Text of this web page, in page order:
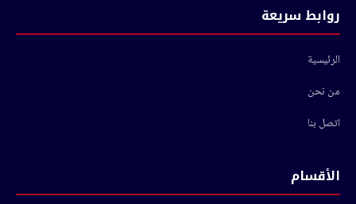
روابط سريعة
الرئيسية
من نحن
اتصل بنا
الأقسام